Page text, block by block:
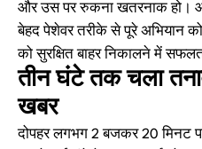
और उस पर रुकना खतरनाक हो।
बेहद पेशेवर तरीके से पूरे अभियान
को सुरक्षित बाहर निकालने में
तीन घंटे तक चला
खबर
दोपहर लगभग 2 बजकर 20 मिनट